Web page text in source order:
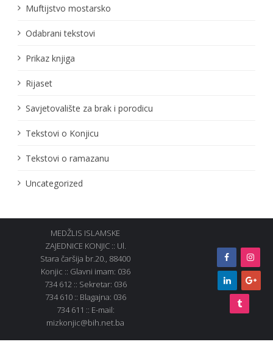
Muftijstvo mostarsko
Odabrani tekstovi
Prikaz knjiga
Rijaset
Savjetovalište za brak i porodicu
Tekstovi o Konjicu
Tekstovi o ramazanu
Uncategorized
MEDŽLIS ISLAMSKE
ZAJEDNICE KONJIC :: Ul.
Stara čaršija br.20., 88400
Konjic :: Glavni imam: 036
734 612 :: Sekretar: 036
734 610 :: Blagajna: 036
734 611 :: E-mail:
mizkonjic@bih.net.ba